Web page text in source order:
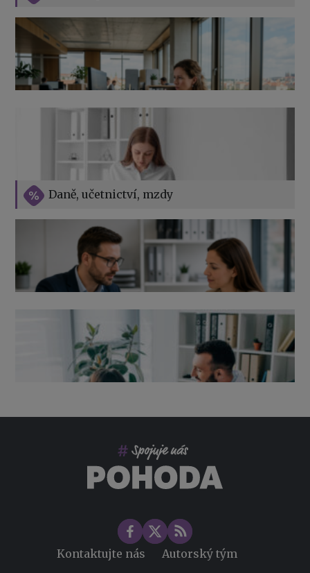
Daně, učetnictví, mzdy
Vše o překážkách v práci na straně zaměstnavatele
Výpověď ze zdravotních důvodů 2026 – průvodce pro
zaměstnavatele
Jak na podnikání při rodičovské dovolené
Přehledy pro OSSZ a zdravotní pojišťovny – jak na ně
v roce 2026
Kontaktujte nás Autorský tým